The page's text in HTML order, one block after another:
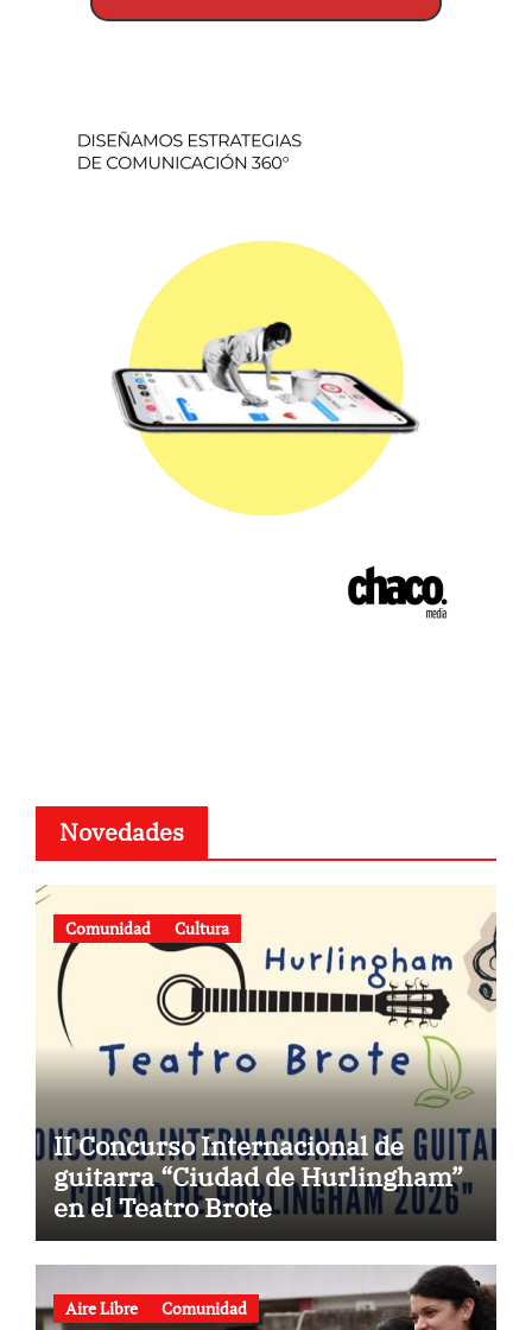
Novedades
Comunidad Cultura
II Concurso Internacional de
guitarra “Ciudad de Hurlingham”
en el Teatro Brote
Aire Libre Comunidad